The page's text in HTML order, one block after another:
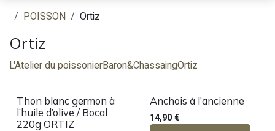
POISSON Ortiz
Ortiz
L'Atelier du poissonierBaron&ChassaingOrtiz
Thon blanc germon à
l’huile d’olive / Bocal
220g ORTIZ
Anchois à l’ancienne
14,90€